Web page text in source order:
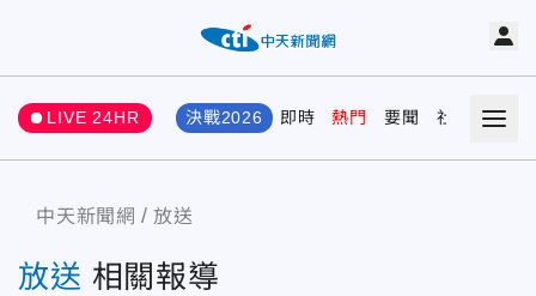
LIVE 24HR 決戰2026 即時 熱門 要聞 社會 娛樂
中天新聞網 放送
放送 相關報導